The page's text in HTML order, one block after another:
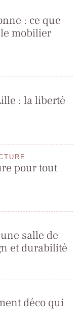
: ce que
mobilier
: la liberté
pour tout
salle de
et durabilité
déco qui